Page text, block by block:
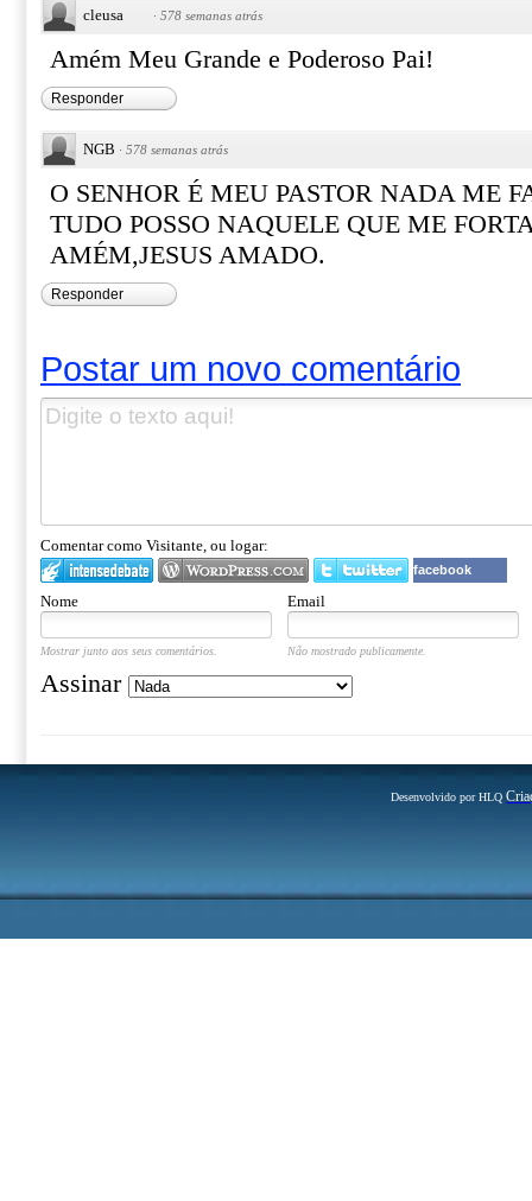
cleusa · 578 semanas atrás
Amém Meu Grande e Poderoso Pai!
Responder
NGB · 578 semanas atrás
O SENHOR É MEU PASTOR NADA ME
TUDO POSSO NAQUELE QUE ME
AMÉM,JESUS AMADO.
Responder
Postar um novo comentário
Comentar como Visitante, ou logar:
facebook
Nome Email
Mostrar junto aos seus comentários. Não mostrado publicamente.
Assinar
Desenvolvido por HLQ